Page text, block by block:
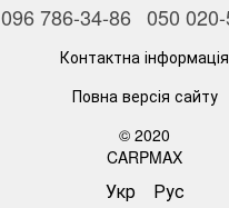
096 786-34-86 050
Контактна інформація
Повна версія сайту
© 2020
CARPMAX
Укр Рус